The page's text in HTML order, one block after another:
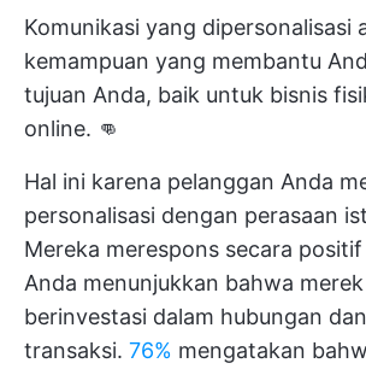
Komunikasi yang dipersonalisasi
kemampuan yang membantu
tujuan Anda, baik untuk bisnis
online. 👊
Hal ini karena pelanggan Anda
personalisasi dengan perasaan
Mereka merespons secara
Anda menunjukkan bahwa
berinvestasi dalam hubungan
transaksi. 76% mengatakan